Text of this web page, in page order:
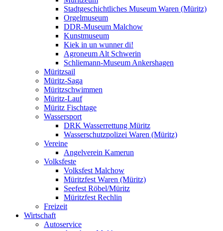
Stadtgeschichtliches Museum Waren (Müritz)
Orgelmuseum
DDR-Museum Malchow
Kunstmuseum
Kiek in un wunner di!
Agroneum Alt Schwerin
Schliemann-Museum Ankershagen
Müritzsail
Müritz-Saga
Müritzschwimmen
Müritz-Lauf
Müritz Fischtage
Wassersport
DRK Wasserrettung Müritz
Wasserschutzpolizei Waren (Müritz)
Vereine
Angelverein Kamerun
Volksfeste
Volksfest Malchow
Müritzfest Waren (Müritz)
Seefest Röbel/Müritz
Müritzfest Rechlin
Freizeit
Wirtschaft
Autoservice